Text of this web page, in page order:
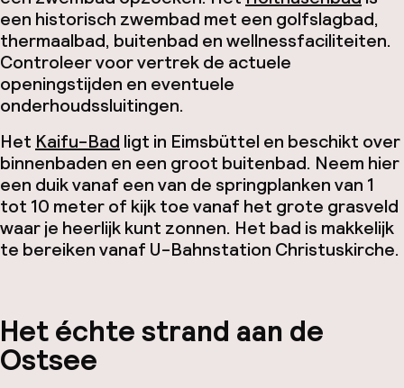
een historisch zwembad met een golfslagbad,
thermaalbad, buitenbad en wellnessfaciliteiten.
Controleer voor vertrek de actuele
openingstijden en eventuele
onderhoudssluitingen.
Het Kaifu-Bad ligt in Eimsbüttel en beschikt over
binnenbaden en een groot buitenbad. Neem hier
een duik vanaf een van de springplanken van 1
tot 10 meter of kijk toe vanaf het grote grasveld
waar je heerlijk kunt zonnen. Het bad is makkelijk
te bereiken vanaf U-Bahnstation Christuskirche.
Het échte strand aan de
Ostsee